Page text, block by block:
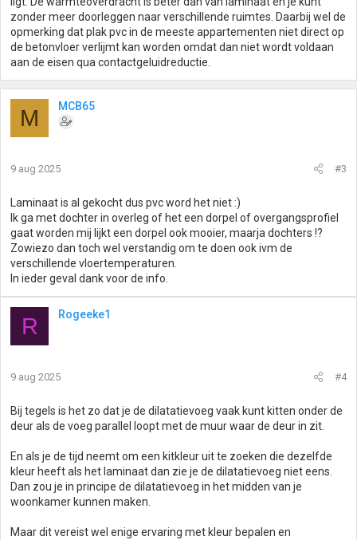
zonder meer doorleggen naar verschillende ruimtes. Daarbij wel de
opmerking dat plak pvc in de meeste appartementen niet direct op
de betonvloer verlijmt kan worden omdat dan niet wordt voldaan
aan de eisen qua contactgeluidreductie.
M MCB65
9 aug 2025 #3
Laminaat is al gekocht dus pvc word het niet :)
Ik ga met dochter in overleg of het een dorpel of overgangsprofiel
gaat worden mij lijkt een dorpel ook mooier, maarja dochters !?
Zowiezo dan toch wel verstandig om te doen ook ivm de
verschillende vloertemperaturen.
In ieder geval dank voor de info.
R Rogeeke1
9 aug 2025 #4
Bij tegels is het zo dat je de dilatatievoeg vaak kunt kitten onder de
deur als de voeg parallel loopt met de muur waar de deur in zit.
En als je de tijd neemt om een kitkleur uit te zoeken die dezelfde
kleur heeft als het laminaat dan zie je de dilatatievoeg niet eens.
Dan zou je in principe de dilatatievoeg in het midden van je
woonkamer kunnen maken.
Maar dit vereist wel enige ervaring met kleur bepalen en